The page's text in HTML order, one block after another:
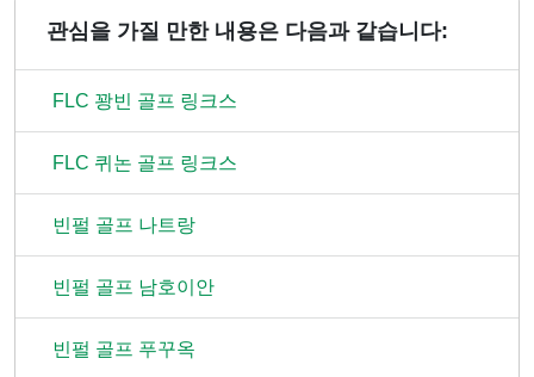
관심을 가질 만한 내용은 다음과 같습니다:
FLC 꽝빈 골프 링크스
FLC 퀴논 골프 링크스
빈펄 골프 나트랑
빈펄 골프 남호이안
빈펄 골프 푸꾸옥